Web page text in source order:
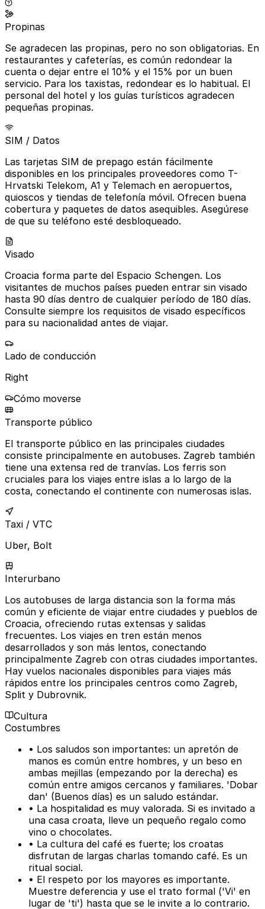
Propinas
Se agradecen las propinas, pero no son obligatorias. En
restaurantes y cafeterías, es común redondear la
cuenta o dejar entre el 10% y el 15% por un buen
servicio. Para los taxistas, redondear es lo habitual. El
personal del hotel y los guías turísticos agradecen
pequeñas propinas.
SIM / Datos
Las tarjetas SIM de prepago están fácilmente
disponibles en los principales proveedores como T-
Hrvatski Telekom, A1 y Telemach en aeropuertos,
quioscos y tiendas de telefonía móvil. Ofrecen buena
cobertura y paquetes de datos asequibles. Asegúrese
de que su teléfono esté desbloqueado.
Visado
Croacia forma parte del Espacio Schengen. Los
visitantes de muchos países pueden entrar sin visado
hasta 90 días dentro de cualquier período de 180 días.
Consulte siempre los requisitos de visado específicos
para su nacionalidad antes de viajar.
Lado de conducción
Right
Cómo moverse
Transporte público
El transporte público en las principales ciudades
consiste principalmente en autobuses. Zagreb también
tiene una extensa red de tranvías. Los ferris son
cruciales para los viajes entre islas a lo largo de la
costa, conectando el continente con numerosas islas.
Taxi / VTC
Uber, Bolt
Interurbano
Los autobuses de larga distancia son la forma más
común y eficiente de viajar entre ciudades y pueblos de
Croacia, ofreciendo rutas extensas y salidas
frecuentes. Los viajes en tren están menos
desarrollados y son más lentos, conectando
principalmente Zagreb con otras ciudades importantes.
Hay vuelos nacionales disponibles para viajes más
rápidos entre los principales centros como Zagreb,
Split y Dubrovnik.
Cultura
Costumbres
• Los saludos son importantes: un apretón de
manos es común entre hombres, y un beso en
ambas mejillas (empezando por la derecha) es
común entre amigos cercanos y familiares. 'Dobar
dan' (Buenos días) es un saludo estándar.
• La hospitalidad es muy valorada. Si es invitado a
una casa croata, lleve un pequeño regalo como
vino o chocolates.
• La cultura del café es fuerte; los croatas
disfrutan de largas charlas tomando café. Es un
ritual social.
• El respeto por los mayores es importante.
Muestre deferencia y use el trato formal ('Vi' en
lugar de 'ti') hasta que se le invite a lo contrario.